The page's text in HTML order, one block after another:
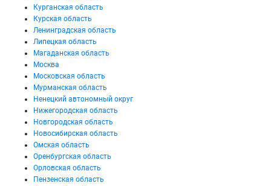
Курганская область
Курская область
Ленинградская область
Липецкая область
Магаданская область
Москва
Московская область
Мурманская область
Ненецкий автономный округ
Нижегородская область
Новгородская область
Новосибирская область
Омская область
Оренбургская область
Орловская область
Пензенская область